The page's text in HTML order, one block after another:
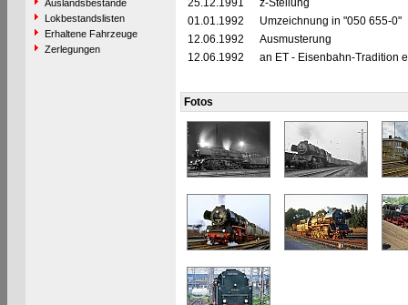
Auslandsbestände
Lokbestandslisten
Erhaltene Fahrzeuge
Zerlegungen
25.12.1991
z-Stellung
01.01.1992
Umzeichnung in "050 655-0"
12.06.1992
Ausmusterung
12.06.1992
an ET - Eisenbahn-Tradition
Fotos